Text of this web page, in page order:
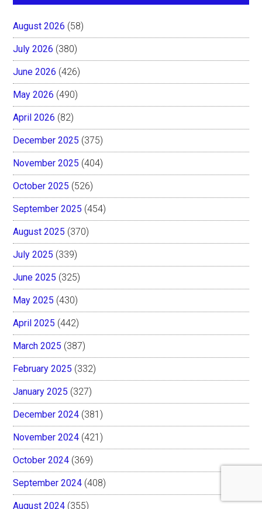
August 2026 (58)
July 2026 (380)
June 2026 (426)
May 2026 (490)
April 2026 (82)
December 2025 (375)
November 2025 (404)
October 2025 (526)
September 2025 (454)
August 2025 (370)
July 2025 (339)
June 2025 (325)
May 2025 (430)
April 2025 (442)
March 2025 (387)
February 2025 (332)
January 2025 (327)
December 2024 (381)
November 2024 (421)
October 2024 (369)
September 2024 (408)
August 2024 (355)